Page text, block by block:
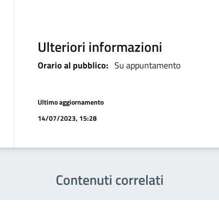
Ulteriori informazioni
Orario al pubblico: Su appuntamento
Ultimo aggiornamento
14/07/2023, 15:28
Contenuti correlati